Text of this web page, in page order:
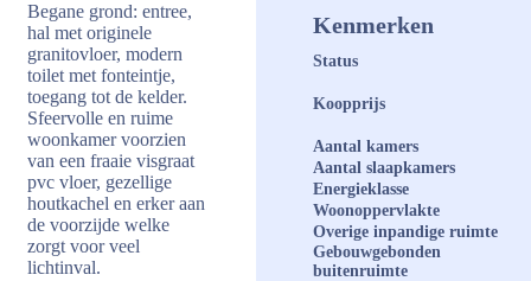
Begane grond: entree,
hal met originele
granitovloer, modern
toilet met fonteintje,
toegang tot de kelder.
Sfeervolle en ruime
woonkamer voorzien
van een fraaie visgraat
pvc vloer, gezellige
houtkachel en erker aan
de voorzijde welke
zorgt voor veel
lichtinval.
Kenmerken
Status
Koopprijs
Aantal kamers
Aantal slaapkamers
Energieklasse
Woonoppervlakte
Overige inpandige ruimte
Gebouwgebonden
buitenruimte